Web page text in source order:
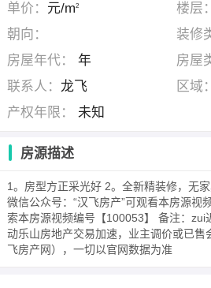
单价： 元/m2 楼层：
朝向：
装修
房屋年代：
年 房屋
联系人： 龙飞 区域：
产权年限：
未知
房源描述
1。房型方正采光好 2。全新精装修，无
微信公众号：“汉飞房产”可观看本房源视
索本房源视频编号【100053】 备注：zui
动乐山房地产交易加速，业主调价或已售
飞房产网），一切以官网数据为准